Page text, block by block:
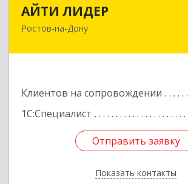
АЙТИ ЛИДЕР
Ростов-на-Дону
Клиентов на сопровождении
1С:Специалист
Отправить заявку
Показать контакты
344065, Ростовская обл,
Отправить заявку
Назад